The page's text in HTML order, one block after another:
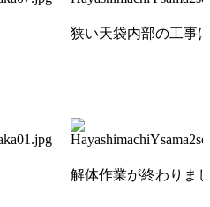
狭い天袋内部の工事
解体作業が終わりま